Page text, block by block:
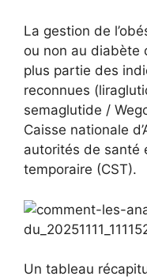
La gestion de
ou non au
plus partie des
reconnues
semaglutide /
Caisse nationale
autorités de santé
temporaire (CST).
Un tableau